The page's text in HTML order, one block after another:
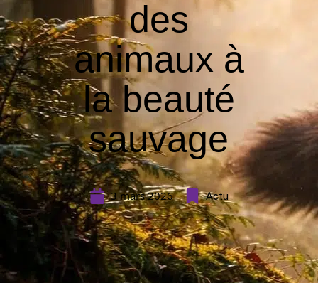
des
animaux à
la beauté
sauvage
3 mars 2026 Actu